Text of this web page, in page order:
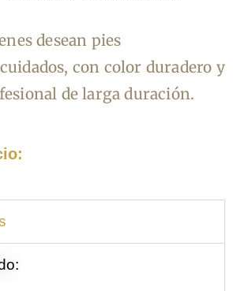
desean pies
con color duradero y
de larga duración.